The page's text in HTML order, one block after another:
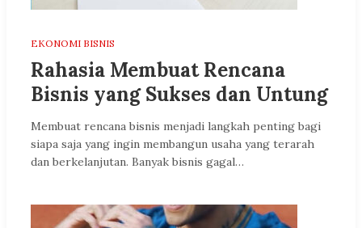
EKONOMI BISNIS
Rahasia Membuat Rencana
Bisnis yang Sukses dan Untung
Membuat rencana bisnis menjadi langkah penting bagi
siapa saja yang ingin membangun usaha yang terarah
dan berkelanjutan. Banyak bisnis gagal…